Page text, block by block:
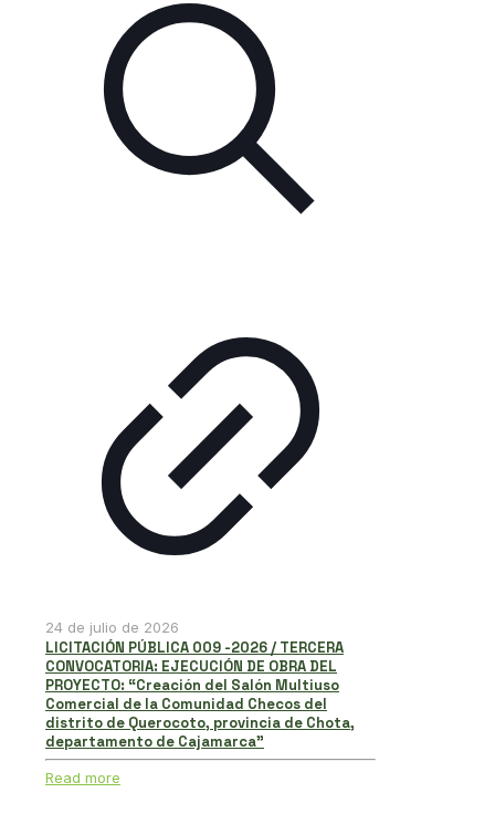
24 de julio de 2026
LICITACIÓN PÚBLICA 009 -2026 / TERCERA
CONVOCATORIA: EJECUCIÓN DE OBRA DEL
PROYECTO: “Creación del Salón Multiuso
Comercial de la Comunidad Checos del
distrito de Querocoto, provincia de Chota,
departamento de Cajamarca”
Read more